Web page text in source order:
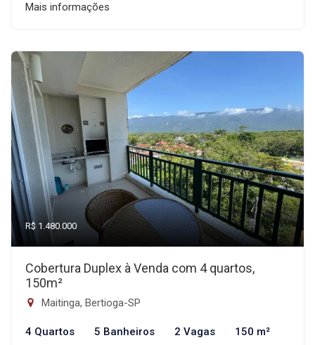
Mais informações
R$ 1.480.000
Cobertura Duplex à Venda com 4 quartos,
150m²
Maitinga, Bertioga-SP
4 Quartos 5 Banheiros 2 Vagas 150 m²